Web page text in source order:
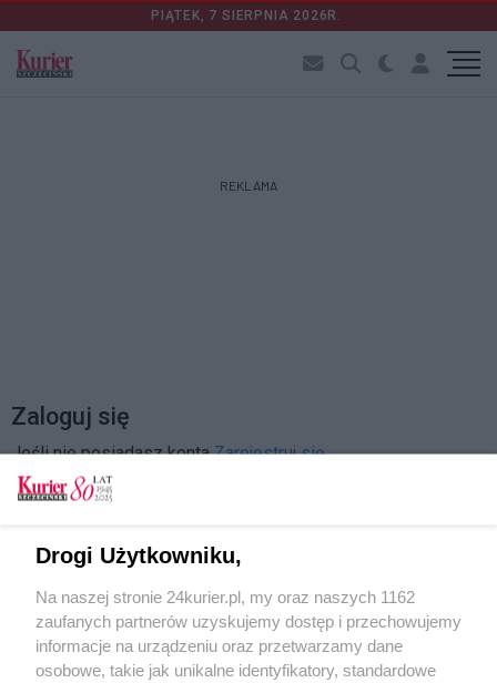
PIĄTEK, 7 SIERPNIA 2026R.
REKLAMA
Zaloguj się
Jeśli nie posiadasz kontaZarejestruj się
Drogi Użytkowniku,
Na naszej stronie 24kurier.pl, my oraz naszych 1162
zaufanych partnerów uzyskujemy dostęp i przechowujemy
informacje na urządzeniu oraz przetwarzamy dane
osobowe, takie jak unikalne identyfikatory, standardowe